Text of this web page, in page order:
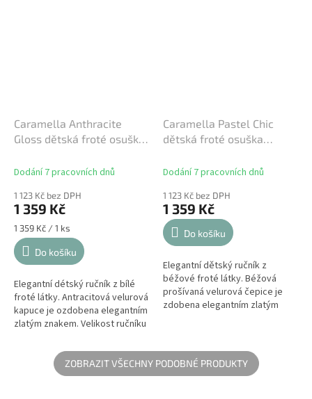
Caramella Anthracite
Gloss dětská froté osuška
Dodání 7 pracovních dnů
1 123 Kč bez DPH
1 359 Kč
Měrná
cena:
1 359 Kč / 1 ks
Do košíku
Elegantní détský ručník z bílé
froté látky. Antracitová velurová
kapuce je ozdobena elegantním
zlatým znakem. Velikost ručníku
na trhu. Může ho...
Caramella Pastel Chic
dětská froté osuška
Dodání 7 pracovních dnů
1 123 Kč bez DPH
1 359 Kč
Do košíku
Elegantní dětský ručník z
béžové froté látky. Béžová
prošívaná velurová čepice je
zdobena elegantním zlatým
ZOBRAZIT VŠECHNY PODOBNÉ PRODUKTY